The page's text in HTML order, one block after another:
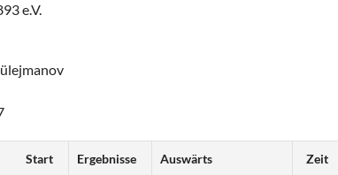
e.V.
Start Ergebnisse Auswärts Zeit